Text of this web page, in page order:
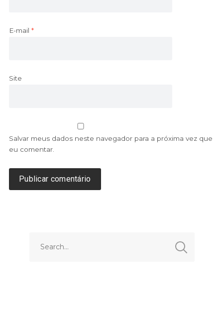
E-mail *
Site
Salvar meus dados neste navegador para a próxima vez que
eu comentar.